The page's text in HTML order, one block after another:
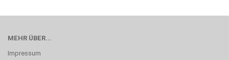
MEHR ÜBER...
Impressum